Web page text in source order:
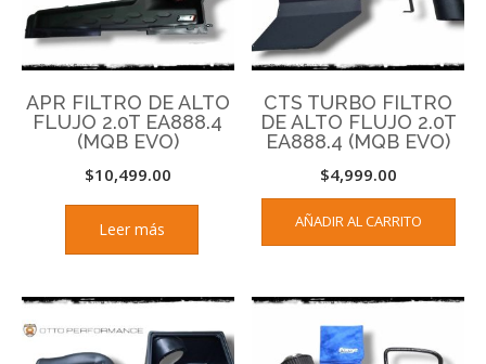
APR FILTRO DE ALTO
FLUJO 2.0T EA888.4
(MQB EVO)
$10,499.00
Leer más
CTS TURBO FILTRO
DE ALTO FLUJO 2.0T
EA888.4 (MQB EVO)
$4,999.00
AÑADIR AL CARRITO